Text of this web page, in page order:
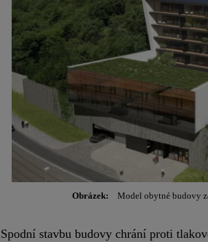
Obrázek: Model obytné budovy
Spodní stavbu budovy chrání proti